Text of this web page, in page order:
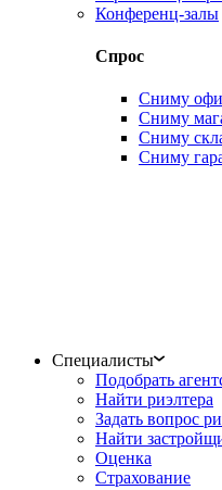
Конференц-залы
Спрос
Сниму
Сниму
Сниму
Сниму
Специалисты
Подобрать
Найти риэлтера
Задать вопрос
Найти
Оценка
Страхование